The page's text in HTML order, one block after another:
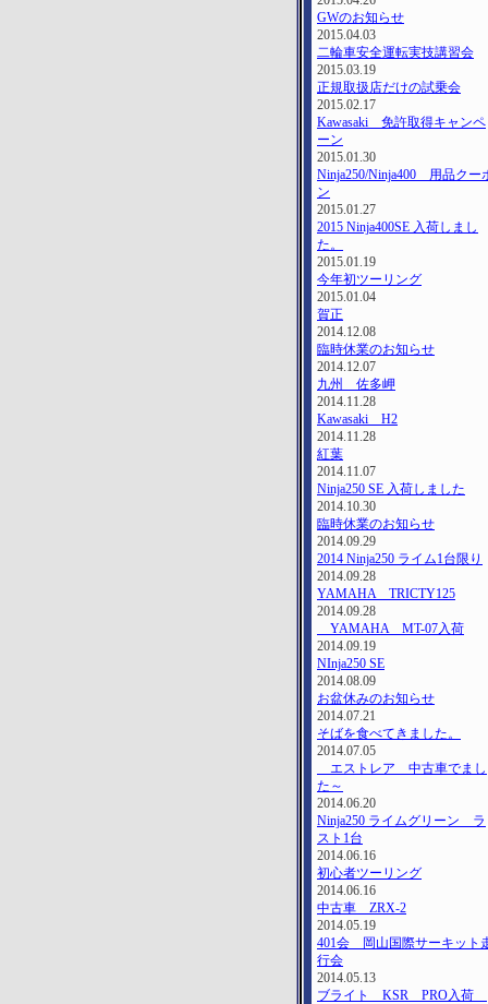
GWのお知らせ
2015.04.03
二輪車安全運転実技講習会
2015.03.19
正規取扱店だけの試乗会
2015.02.17
Kawasaki 免許取得キャンペ
ーン
2015.01.30
Ninja250/Ninja400 用品クー
ン
2015.01.27
2015 Ninja400SE 入荷しまし
た。
2015.01.19
今年初ツーリング
2015.01.04
賀正
2014.12.08
臨時休業のお知らせ
2014.12.07
九州 佐多岬
2014.11.28
Kawasaki H2
2014.11.28
紅葉
2014.11.07
Ninja250 SE 入荷しました
2014.10.30
臨時休業のお知らせ
2014.09.29
2014 Ninja250 ライム1台限り
2014.09.28
YAMAHA TRICTY125
2014.09.28
YAMAHA MT-07入荷
2014.09.19
NInja250 SE
2014.08.09
お盆休みのお知らせ
2014.07.21
そばを食べてきました。
2014.07.05
エストレア 中古車でまし
た～
2014.06.20
Ninja250 ライムグリーン ラ
スト1台
2014.06.16
初心者ツーリング
2014.06.16
中古車 ZRX-2
2014.05.19
401会 岡山国際サーキット
行会
2014.05.13
ブライト KSR PRO入荷